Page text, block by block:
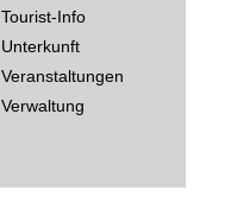
Tourist-Info
Unterkunft
Veranstaltungen
Verwaltung